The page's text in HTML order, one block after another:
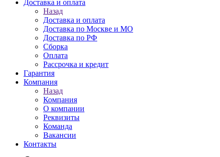
Доставка и оплата
Назад
Доставка и оплата
Доставка по Москве и МО
Доставка по РФ
Сборка
Оплата
Рассрочка и кредит
Гарантия
Компания
Назад
Компания
О компании
Реквизиты
Команда
Вакансии
Контакты